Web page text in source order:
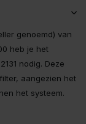
genoemd) van
heb je het
nodig. Deze
aangezien het
het systeem.